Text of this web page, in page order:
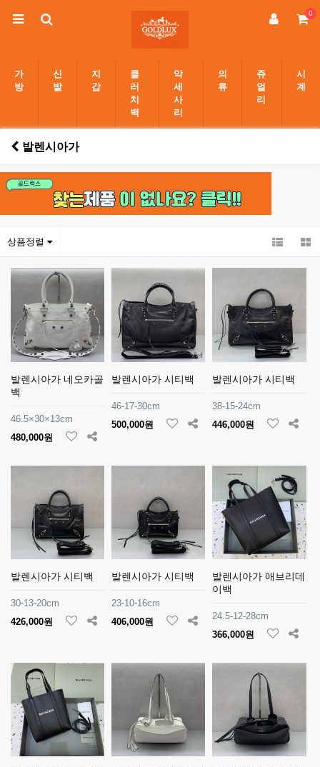
0
가
방
신
발
지
갑
클
러
치
백
악
세
사
리
의
류
쥬
얼
리
시
계
발렌시아가
상품정렬
발렌시아가 네오카골
백
46.5×30×13cm
480,000원
발렌시아가 시티백
46-17-30cm
500,000원
발렌시아가 시티백
38-15-24cm
446,000원
발렌시아가 시티백
30-13-20cm
426,000원
발렌시아가 시티백
23-10-16cm
406,000원
발렌시아가 애브리데
이백
24.5-12-28cm
366,000원